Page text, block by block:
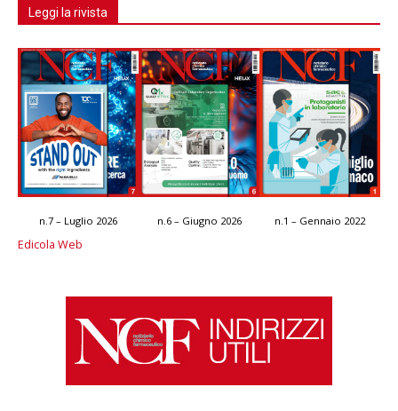
Leggi la rivista
n.7 – Luglio 2026 n.6 – Giugno 2026 n.1 – Gennaio 2022
Edicola Web